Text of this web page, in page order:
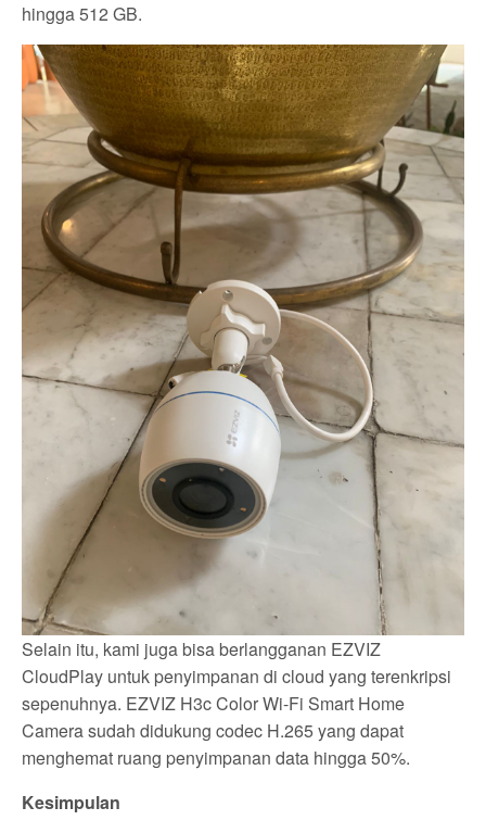
hingga 512 GB.
Selain itu, kami juga bisa berlangganan EZVIZ
CloudPlay untuk penyimpanan di cloud yang terenkripsi
sepenuhnya. EZVIZ H3c Color Wi-Fi Smart Home
Camera sudah didukung codec H.265 yang dapat
menghemat ruang penyimpanan data hingga 50%.
Kesimpulan